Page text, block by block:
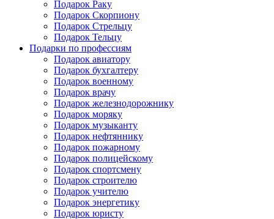
Подарок Раку
Подарок Скорпиону
Подарок Стрельцу
Подарок Тельцу
Подарки по профессиям
Подарок авиатору
Подарок бухгалтеру
Подарок военному
Подарок врачу
Подарок железнодорожнику
Подарок моряку
Подарок музыканту
Подарок нефтяннику
Подарок пожарному
Подарок полицейскому
Подарок спортсмену
Подарок строителю
Подарок учителю
Подарок энергетику
Подарок юристу